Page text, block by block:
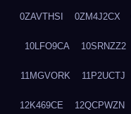
0ZAVTHSI 0ZM4J2CX
10LFO9CA 10SRNZZ2
11MGVORK 11P2UCTJ
12K469CE 12QCPWZN